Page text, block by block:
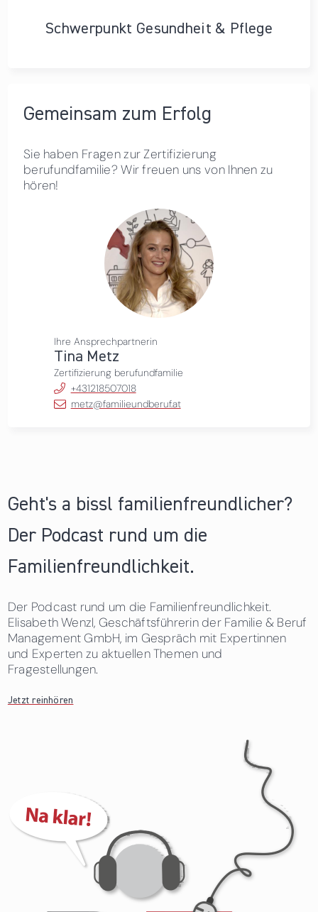
Schwerpunkt Gesundheit & Pflege
Gemeinsam zum Erfolg
Sie haben Fragen zur Zertifizierung
berufundfamilie? Wir freuen uns von Ihnen zu
hören!
Ihre Ansprechpartnerin
Tina Metz
Zertifizierung berufundfamilie
+431218507018
metz@familieundberuf.at
Geht's a bissl familienfreundlicher?
Der Podcast rund um die
Familienfreundlichkeit.
Der Podcast rund um die Familienfreundlichkeit.
Elisabeth Wenzl, Geschäftsführerin der Familie & Beruf
Management GmbH, im Gespräch mit Expertinnen
und Experten zu aktuellen Themen und
Fragestellungen.
Jetzt reinhören